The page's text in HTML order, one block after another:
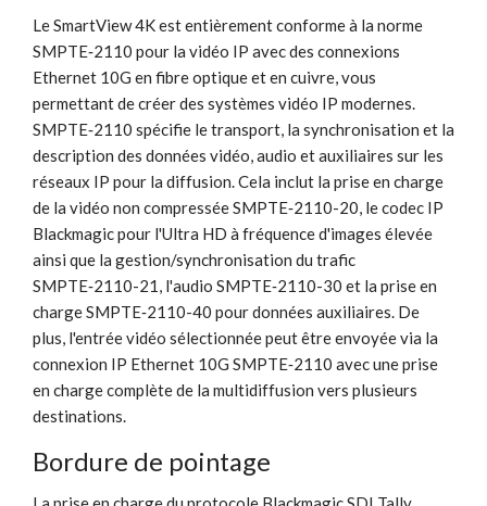
Le SmartView 4K est entièrement conforme à la norme
SMPTE‑2110 pour la vidéo IP avec des connexions
Ethernet 10G en fibre optique et en cuivre, vous
permettant de créer des systèmes vidéo IP modernes.
SMPTE‑2110 spécifie le transport, la synchronisation et la
description des données vidéo, audio et auxiliaires sur les
réseaux IP pour la diffusion. Cela inclut la prise en charge
de la vidéo non compressée SMPTE‑2110-20, le codec IP
Blackmagic pour l'Ultra HD à fréquence d'images élevée
ainsi que la gestion/synchronisation du trafic
SMPTE‑2110-21, l'audio SMPTE‑2110-30 et la prise en
charge SMPTE‑2110-40 pour données auxiliaires. De
plus, l'entrée vidéo sélectionnée peut être envoyée via la
connexion IP Ethernet 10G SMPTE‑2110 avec une prise
en charge complète de la multidiffusion vers plusieurs
destinations.
Bordure de pointage